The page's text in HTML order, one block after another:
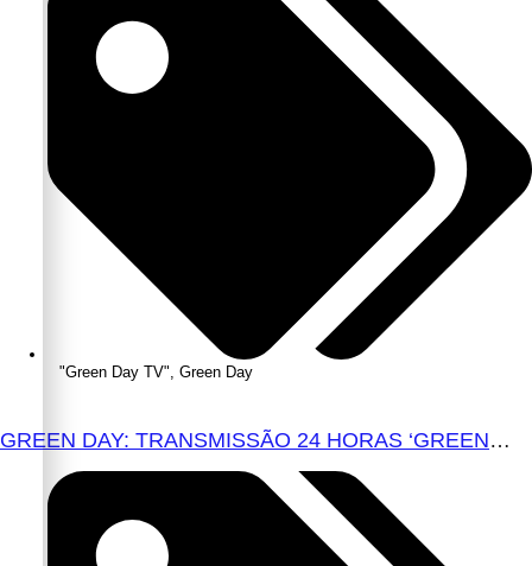
"Green Day TV", Green Day
GREEN DAY: TRANSMISSÃO 24 HORAS ‘GREEN